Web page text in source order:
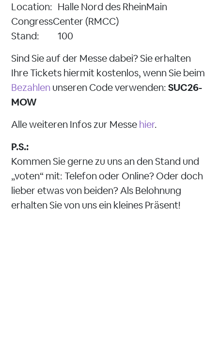
Location: Halle Nord des RheinMain
CongressCenter (RMCC)
Stand:
100
Sind Sie auf der Messe dabei? Sie erhalten
Ihre Tickets hiermit kostenlos, wenn Sie beim
Bezahlen unseren Code verwenden:SUC26-
MOW
Alle weiteren Infos zur Messehier.
P.S.:
Kommen Sie gerne zu uns an den Stand und
„voten“ mit: Telefon oder Online? Oder doch
lieber etwas von beiden? Als Belohnung
erhalten Sie von uns ein kleines Präsent!